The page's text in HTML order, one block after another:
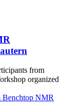
from
organized
Benchtop NMR